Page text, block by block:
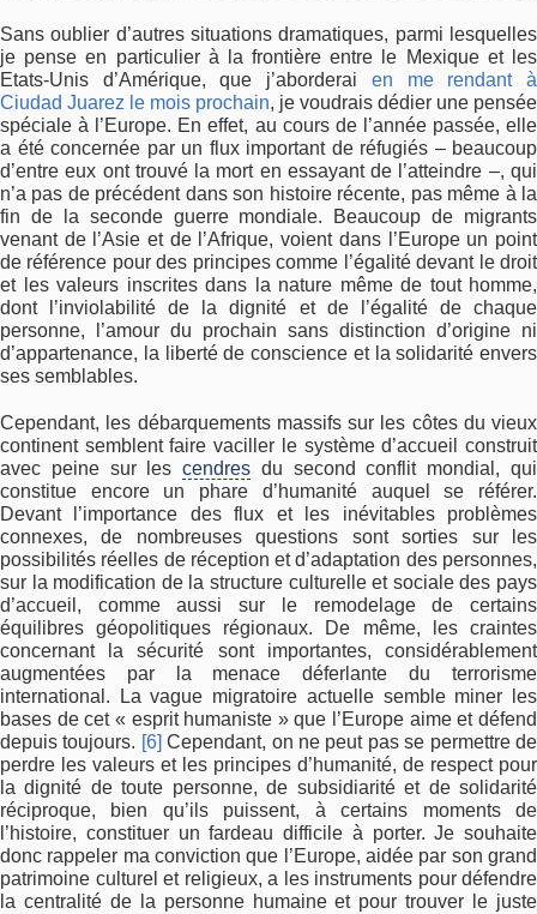
Sans oublier d’autres situations dramatiques, parmi lesquelles
je pense en particulier à la frontière entre le Mexique et les
Etats-Unis d’Amérique, que j’aborderai en me rendant à
Ciudad Juarez le mois prochain, je voudrais dédier une pensée
spéciale à l’Europe. En effet, au cours de l’année passée, elle
a été concernée par un flux important de réfugiés – beaucoup
d’entre eux ont trouvé la mort en essayant de l’atteindre –, qui
n’a pas de précédent dans son histoire récente, pas même à la
fin de la seconde guerre mondiale. Beaucoup de migrants
venant de l’Asie et de l’Afrique, voient dans l’Europe un point
de référence pour des principes comme l’égalité devant le droit
et les valeurs inscrites dans la nature même de tout homme,
dont l’inviolabilité de la dignité et de l’égalité de chaque
personne, l’amour du prochain sans distinction d’origine ni
d’appartenance, la liberté de conscience et la solidarité envers
ses semblables.
Cependant, les débarquements massifs sur les côtes du vieux
continent semblent faire vaciller le système d’accueil construit
avec peine sur lescendres du second conflit mondial, qui
constitue encore un phare d’humanité auquel se référer.
Devant l’importance des flux et les inévitables problèmes
connexes, de nombreuses questions sont sorties sur les
possibilités réelles de réception et d’adaptation des personnes,
sur la modification de la structure culturelle et sociale des pays
d’accueil, comme aussi sur le remodelage de certains
équilibres géopolitiques régionaux. De même, les craintes
concernant la sécurité sont importantes, considérablement
augmentées par la menace déferlante du terrorisme
international. La vague migratoire actuelle semble miner les
bases de cet « esprit humaniste » que l’Europe aime et défend
depuis toujours. [6] Cependant, on ne peut pas se permettre de
perdre les valeurs et les principes d’humanité, de respect pour
la dignité de toute personne, de subsidiarité et de solidarité
réciproque, bien qu’ils puissent, à certains moments de
l’histoire, constituer un fardeau difficile à porter. Je souhaite
donc rappeler ma conviction que l’Europe, aidée par son grand
patrimoine culturel et religieux, a les instruments pour défendre
la centralité de la personne humaine et pour trouver le juste